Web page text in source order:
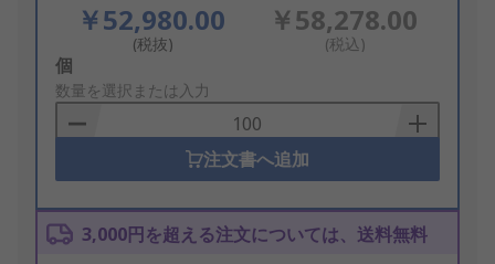
￥52,980.00
(税抜)
￥58,278.00
(税込)
Add
to
Basket
個
数量を選択または入力
注文書へ追加
3,000円を超える注文については、送料無料